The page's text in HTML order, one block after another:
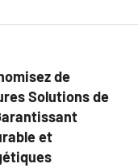
de
Solutions de
et